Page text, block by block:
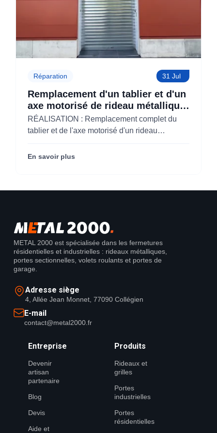
Réparation 31 Jul
Remplacement d'un tablier et d'un
axe motorisé de rideau métallique
pour M'CHADAL (Optical Center)
(95)
RÉALISATION : Remplacement complet du
tablier et de l'axe motorisé d'un rideau
Center) (95290).
En savoir plus
METAL 2000 est spécialisée dans les fermetures
résidentielles et industrielles : rideaux métalliques,
portes sectionnelles, volets roulants et portes de
garage.
Adresse siège
4, Allée Jean Monnet, 77090 Collégien
E-mail
contact@metal2000.fr
Entreprise
Devenir
artisan
partenaire
Blog
Devis
Aide et
Produits
Rideaux et
grilles
Portes
industrielles
Portes
résidentielles